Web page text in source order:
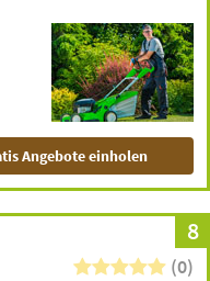
Angebote einholen
8
(0)